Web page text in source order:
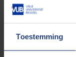
Toestemming
De